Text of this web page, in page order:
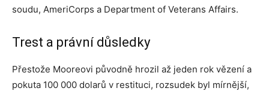
soudu, AmeriCorps a Department of Veterans Affairs.
Trest a právní důsledky
Přestože Mooreovi původně hrozil až jeden rok vězení a
pokuta 100 000 dolarů v restituci, rozsudek byl mírnější,